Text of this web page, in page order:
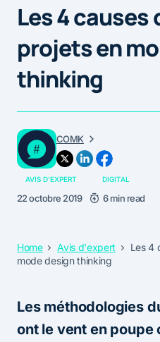
Les 4 causes
projets en
thinking
COMK
AVIS D'EXPERT DIGITAL
22 octobre 2019 6 min read
Home Avis d'expert
Les 4
mode design thinking
Les méthodologies
ont le vent en